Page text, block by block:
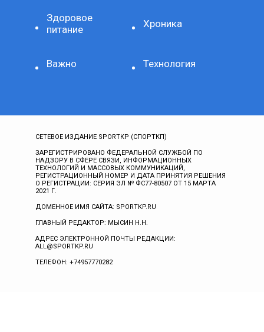
Здоровое
питание
Хроника
Важно Технология
СЕТЕВОЕ ИЗДАНИЕ SPORTKP (СПОРТКП)
ЗАРЕГИСТРИРОВАНО ФЕДЕРАЛЬНОЙ СЛУЖБОЙ ПО
НАДЗОРУ В СФЕРЕ СВЯЗИ, ИНФОРМАЦИОННЫХ
ТЕХНОЛОГИЙ И МАССОВЫХ КОММУНИКАЦИЙ,
РЕГИСТРАЦИОННЫЙ НОМЕР И ДАТА ПРИНЯТИЯ РЕШЕНИЯ
О РЕГИСТРАЦИИ: СЕРИЯ ЭЛ № ФС77-80507 ОТ 15 МАРТА
2021 Г.
ДОМЕННОЕ ИМЯ САЙТА: SPORTKP.RU
ГЛАВНЫЙ РЕДАКТОР: МЫСИН Н.Н.
АДРЕС ЭЛЕКТРОННОЙ ПОЧТЫ РЕДАКЦИИ:
ALL@SPORTKP.RU
ТЕЛЕФОН: +74957770282